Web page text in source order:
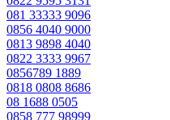
081 33333 9096
0856 4040 9000
0813 9898 4040
0822 3333 9967
0856789 1889
0818 0808 8686
08 1688 0505
0858 777 98999